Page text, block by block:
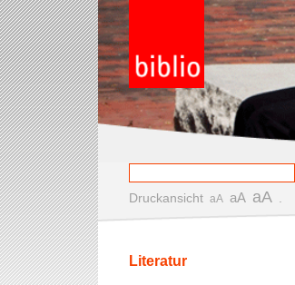
Druckansicht aA aA aA
Literatur